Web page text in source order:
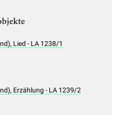
Lied - LA 1238/1
Erzählung - LA 1239/2